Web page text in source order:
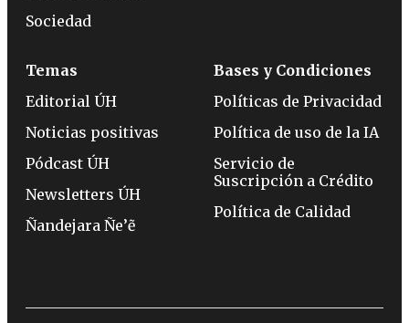
Sociedad
Temas
Editorial ÚH
Noticias positivas
Pódcast ÚH
Newsletters ÚH
Ñandejara Ñe’ẽ
Bases y Condiciones
Políticas de Privacidad
Política de uso de la IA
Servicio de
Suscripción a Crédito
Política de Calidad